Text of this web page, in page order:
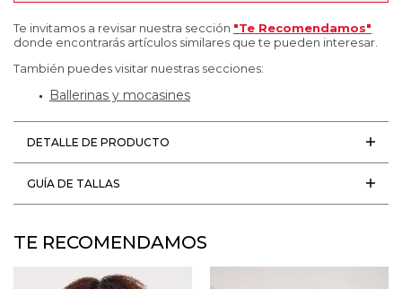
Te invitamos a revisar nuestra sección "Te Recomendamos"
donde encontrarás artículos similares que te pueden interesar.
También puedes visitar nuestras secciones:
Ballerinas y mocasines
DETALLE DE PRODUCTO
GUÍA DE TALLAS
TE RECOMENDAMOS